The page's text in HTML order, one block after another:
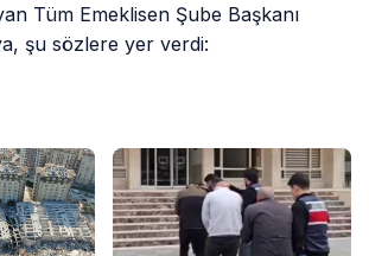
Tüm Emeklisen Şube Başkanı
şu sözlere yer verdi: